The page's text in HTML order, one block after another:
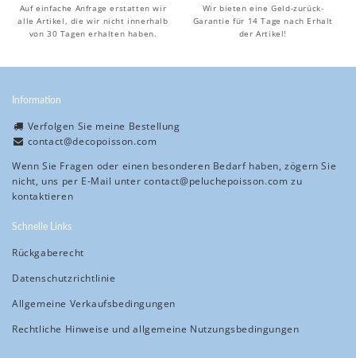
Auf einfache Anfrage erstatten wir
alle Artikel, die wir nicht innerhalb
von 30 Tagen erhalten haben.
Wir bieten eine Geld-zurück-
Garantie für 14 Tage nach Erhalt
der Artikel!
Information
Verfolgen Sie meine Bestellung
contact@decopoisson.com
Wenn Sie Fragen oder einen besonderen Bedarf haben, zögern Sie
nicht, uns per E-Mail unter contact@peluchepoisson.com zu
kontaktieren
Schnelle Links
Rückgaberecht
Datenschutzrichtlinie
Allgemeine Verkaufsbedingungen
Rechtliche Hinweise und allgemeine Nutzungsbedingungen